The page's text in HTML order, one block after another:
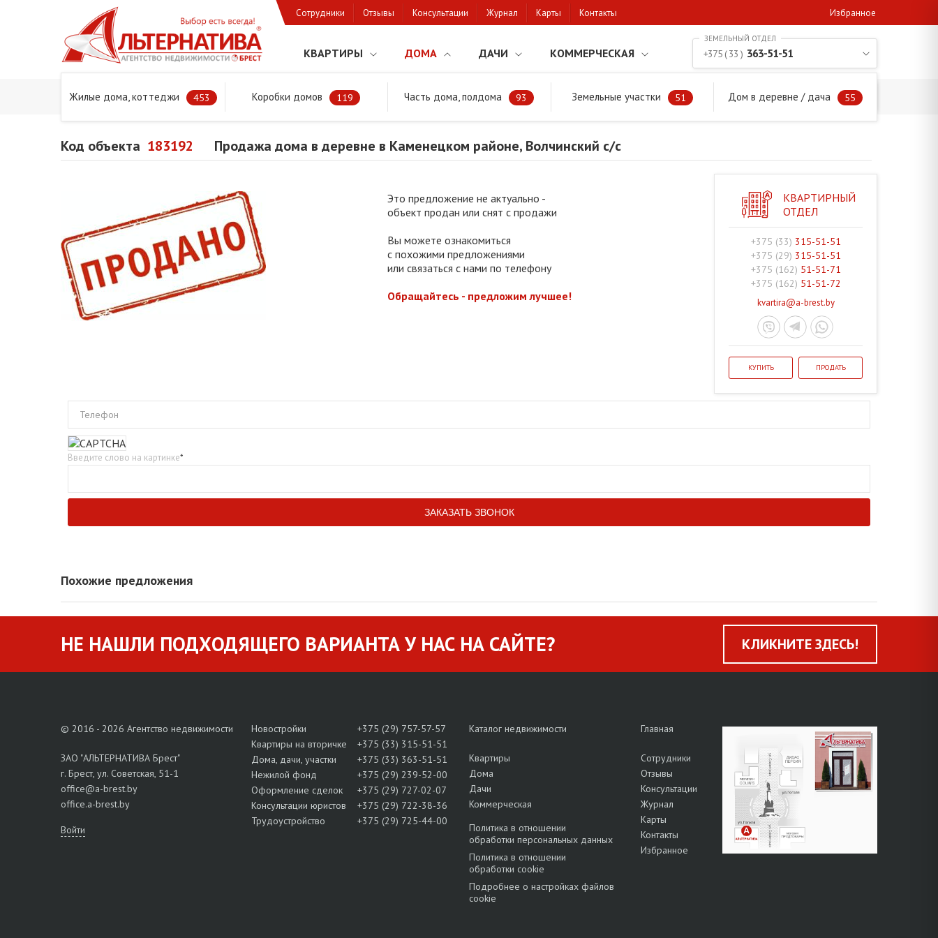
Сотрудники Отзывы Консультации Журнал Карты Контакты Избранное
КВАРТИРЫ ДОМА ДАЧИ КОММЕРЧЕСКАЯ
Жилые дома, коттеджи 453 Коробки домов 119 Часть дома, полдома 93 Земельные участки 51 Дом в деревне / дача 55
+375 ( 33 ) 363-51-51
Главная Предложения Дома в Бресте и Брестском районе Продажа дома в деревне в Каменецком районе, Волчинский с/с
Код объекта 183192 Продажа дома в деревне в Каменецком районе, Волчинский с/с
Это предложение не актуально -
объект продан или снят с продажи
Вы можете ознакомиться
с похожими предложениями
или связаться с нами по телефону
Обращайтесь - предложим лучшее!
КВАРТИРНЫЙ
ОТДЕЛ
+375 (33) 315-51-51
+375 (29) 315-51-51
+375 (162) 51-51-71
+375 (162) 51-51-72
kvartira@a-brest.by
КУПИТЬ ПРОДАТЬ
Телефон
Введите слово на картинке*
Похожие предложения
НЕ НАШЛИ ПОДХОДЯЩЕГО ВАРИАНТА У НАС НА САЙТЕ? КЛИКНИТЕ ЗДЕСЬ!
© 2016 - 2026 Агентство недвижимости
ЗАО "АЛЬТЕРНАТИВА Брест"
г. Брест, ул. Советская, 51-1
office@a-brest.by
office.a-brest.by
Войти
Новостройки
+375 (29) 757-57-57
Квартиры на вторичке
+375 (33) 315-51-51
Дома, дачи, участки
+375 (33) 363-51-51
Нежилой фонд
+375 (29) 239-52-00
Оформление сделок
+375 (29) 727-02-07
Консультации юристов
+375 (29) 722-38-36
Трудоустройство
+375 (29) 725-44-00
Каталог недвижимости
Квартиры
Дома
Дачи
Коммерческая
Политика в отношении
обработки персональных данных
Политика в отношении
обработки cookie
Подробнее о настройках файлов
cookie
Главная
Сотрудники
Отзывы
Консультации
Журнал
Карты
Контакты
Избранное